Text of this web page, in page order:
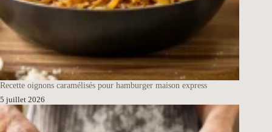
Recette oignons caramélisés pour hamburger maison express
5 juillet 2026